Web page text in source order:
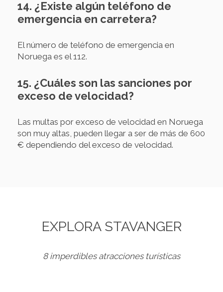
14. ¿Existe algún teléfono de
emergencia en carretera?
El número de teléfono de emergencia en
Noruega es el 112.
15. ¿Cuáles son las sanciones por
exceso de velocidad?
Las multas por exceso de velocidad en Noruega
son muy altas, pueden llegar a ser de más de 600
€ dependiendo del exceso de velocidad.
EXPLORA STAVANGER
8 imperdibles atracciones turísticas